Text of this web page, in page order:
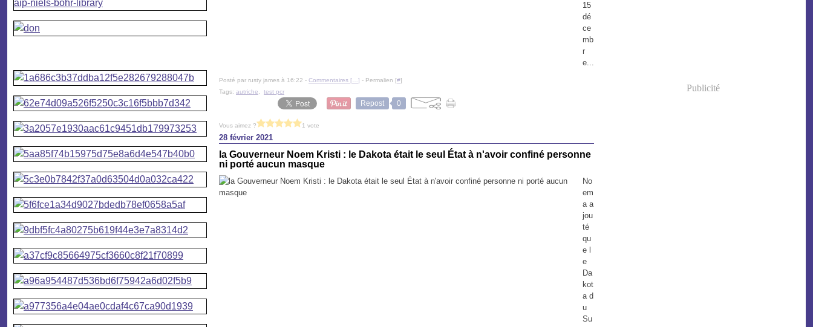
15
dé
ce
mb
r
e...
Posté par rusty james à 16:22 - Commentaires [ ] - Permalien [#]
Tags: autriche test pcr
Repost 0
Vous aimez ? 1 vote
28 février 2021
la Gouverneur Noem Kristi : le Dakota était le seul État à n'avoir confiné personne
ni porté aucun masque
No
em
a a
jou
té
qu
e l
e
Da
kot
a d
u
Su
Publicité